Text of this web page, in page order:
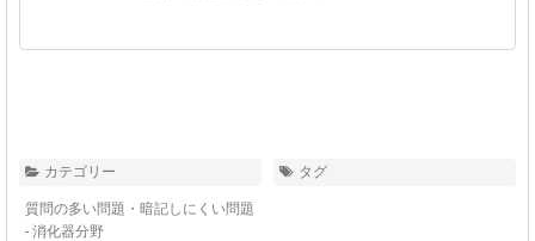
カテゴリー
質問の多い問題・暗記しにくい問題
- 消化器分野
タグ